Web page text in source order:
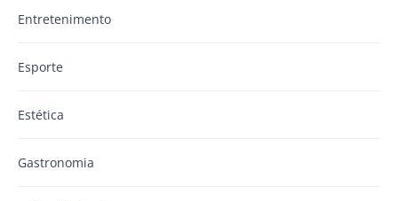
Entretenimento
Esporte
Estética
Gastronomia